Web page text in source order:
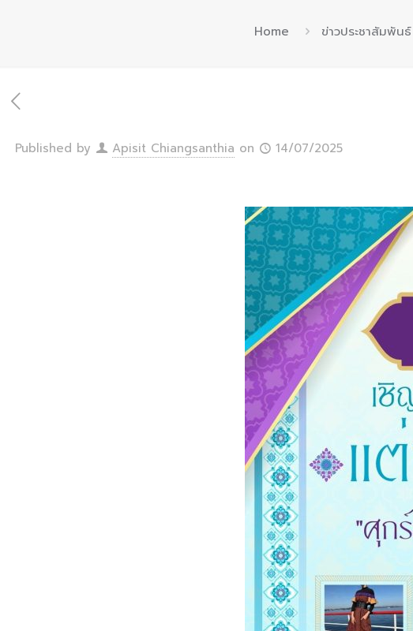
Home ข่าวประชาสัมพันธ์
Published by Apisit Chiangsanthia on 14/07/2025